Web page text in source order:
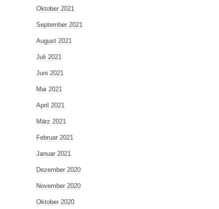
Oktober 2021
September 2021
August 2021
Juli 2021
Juni 2021
Mai 2021
April 2021
März 2021
Februar 2021
Januar 2021
Dezember 2020
November 2020
Oktober 2020